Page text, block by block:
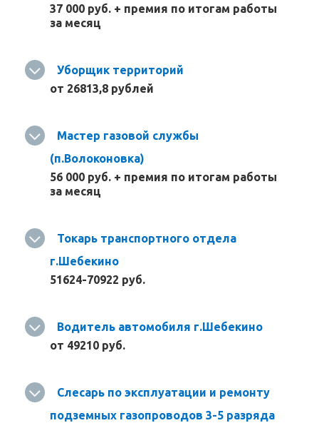
37 000 руб. + премия по итогам работы
за месяц
Уборщик территорий
от 26813,8 рублей
Мастер газовой службы
(п.Волоконовка)
56 000 руб. + премия по итогам работы
за месяц
Токарь транспортного отдела
г.Шебекино
51624-70922 руб.
Водитель автомобиля г.Шебекино
от 49210 руб.
Слесарь по эксплуатации и ремонту
подземных газопроводов 3-5 разряда